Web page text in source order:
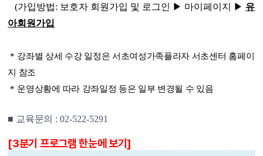
(가입방법: 보호자 회원가입 및 로그인 ▶ 마이페이지
▶ 유
아회원가입
* 강좌별 상세 수강 일정은 서초여성가족플라자 서초센터 홈페이
지 참조
* 운영상황에 따라 강좌일정 등은 일부 변경될 수 있음
■ 교육문의 : 02-522-5291
[3분기 프로그램 한눈에 보기]